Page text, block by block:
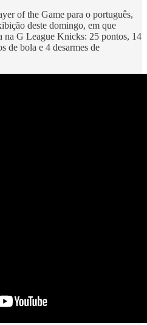
of the Game para o português,
deste domingo, em que
na G League Knicks: 25 pontos, 14
de bola e 4 desarmes de